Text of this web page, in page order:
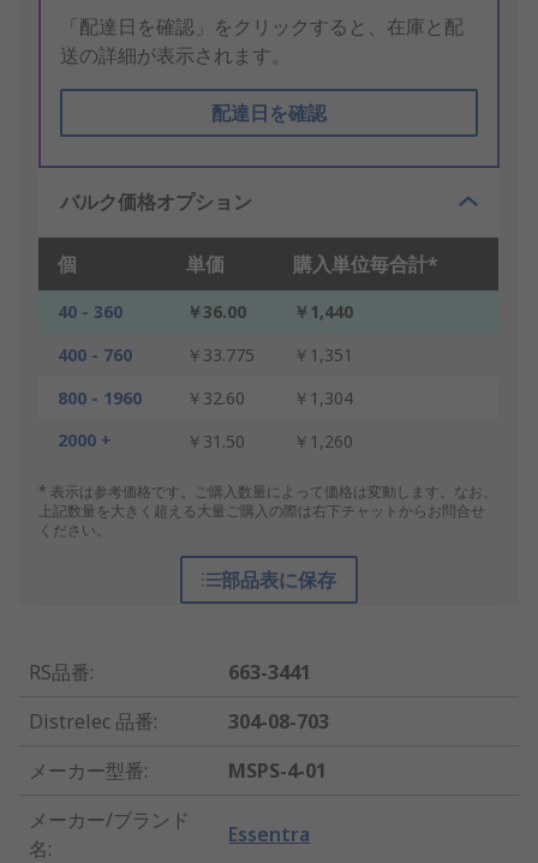
「配達日を確認」をクリックすると、在庫と配
送の詳細が表示されます。
配達日を確認
バルク価格オプション
個 単価 購入単位毎合計*
40 - 360 ￥36.00
￥1,440
400 - 760
￥33.775
￥1,351
800 - 1960
￥32.60
￥1,304
2000 +
￥31.50 ￥1,260
* 表示は参考価格です。ご購入数量によって価格は変動します。なお、
上記数量を大きく超える大量ご購入の際は右下チャットからお問合せ
ください。
部品表に保存
RS品番:
663-3441
Distrelec 品番:
304-08-703
メーカー型番:
MSPS-4-01
メーカー/ブランド
名:
Essentra